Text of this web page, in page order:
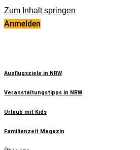
Zum Inhalt springen
Anmelden
Ausflugsziele in NRW
Veranstaltungstipps in NRW
Urlaub mit Kids
Familienzeit Magazin